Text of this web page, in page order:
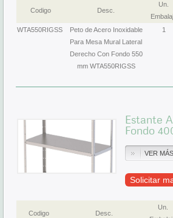
Codigo Desc.
Un.
WTA550RIGSS
Peto de Acero Inoxidable
Para Mesa Mural Lateral
Derecho Con Fondo 550
mm WTA550RIGSS
1
Estante
Fondo
VER
Solicitar
Codigo Desc.
Un.